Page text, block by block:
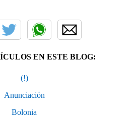
EN ESTE BLOG:
(!)
Anunciación
Bolonia